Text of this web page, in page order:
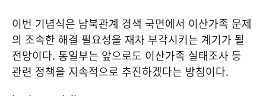
이번 기념식은 남북관계 경색 국면에서 이산가족 문제
의 조속한 해결 필요성을 재차 부각시키는 계기가 될
전망이다. 통일부는 앞으로도 이산가족 실태조사 등
관련 정책을 지속적으로 추진하겠다는 방침이다.